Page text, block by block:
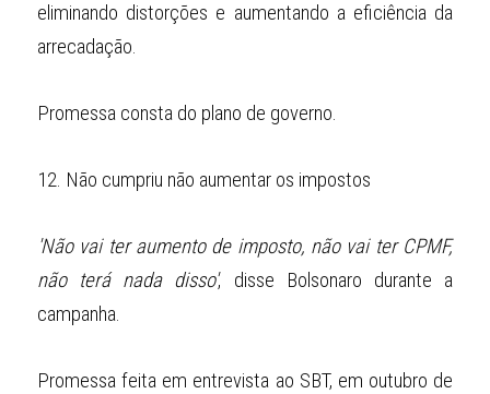
eliminando distorções e aumentando a eficiência da
arrecadação.
Promessa consta do plano de governo.
12. Não cumpriu não aumentar os impostos
'Não vai ter aumento de imposto, não vai ter CPMF,
não terá nada disso', disse Bolsonaro durante a
campanha.
Promessa feita em entrevista ao SBT, em outubro de